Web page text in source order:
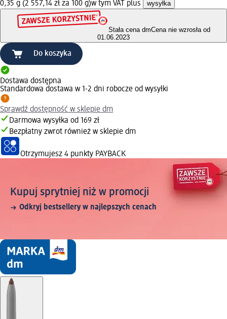
0,35 g (2 557,14 zł za 100 g)w tym VAT plus wysyłka
Stała cena dmCena nie wzrosła od
01.06.2023
Do koszyka
Dostawa dostępna
Standardowa dostawa w 1-2 dni robocze od wysyłki
Sprawdź dostępność w sklepie dm
Darmowa wysyłka od 169 zł
Bezpłatny zwrot również w sklepie dm
Otrzymujesz 4 punkty PAYBACK
Kupuj sprytniej niż w promocji
Odkryj bestsellery w najlepszych cenach